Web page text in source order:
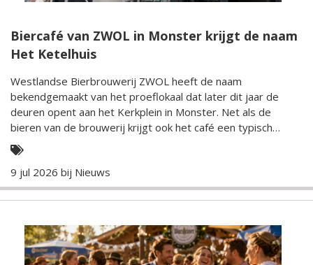
Biercafé van ZWOL in Monster krijgt de naam
Het Ketelhuis
Westlandse Bierbrouwerij ZWOL heeft de naam
bekendgemaakt van het proeflokaal dat later dit jaar de
deuren opent aan het Kerkplein in Monster. Net als de
bieren van de brouwerij krijgt ook het café een typisch
Westlandse naam: Het Ketelhuis.
9 jul 2026 bij Nieuws